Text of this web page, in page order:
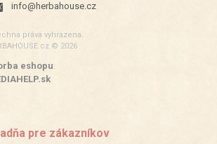
info@herbahouse.cz
práva vyhrazena.
© 2026
eshopu:
pre zákazníkov